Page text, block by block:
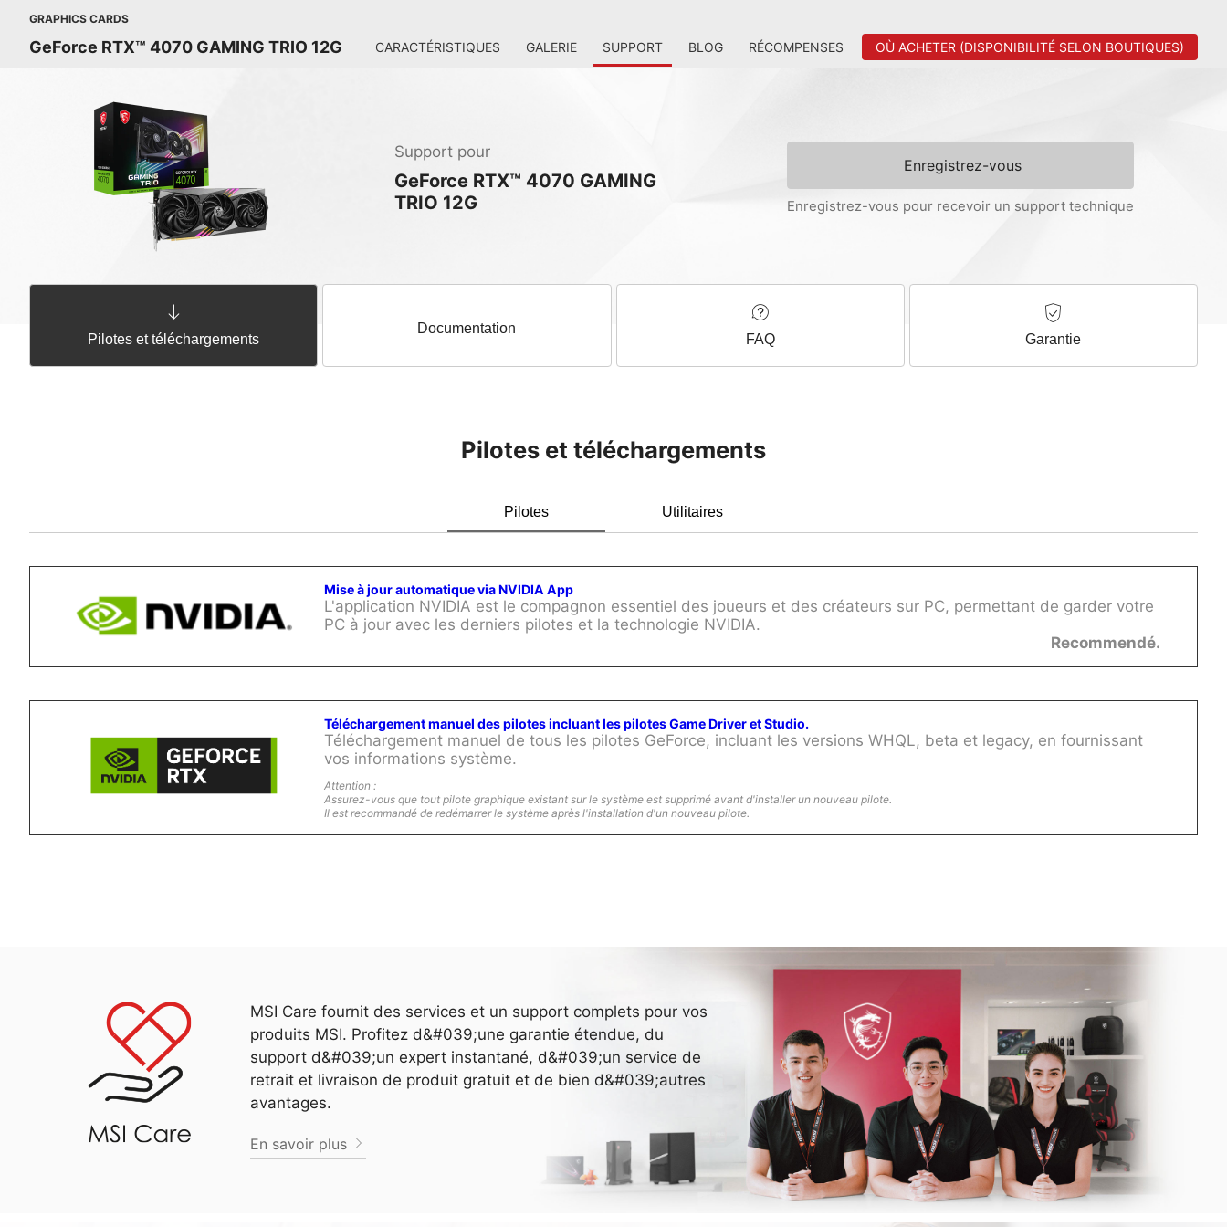
GRAPHICS CARDS
GeForce RTX™ 4070 GAMING TRIO 12G CARACTÉRISTIQUES GALERIE SUPPORT BLOG RÉCOMPENSES OÙ ACHETER (DISPONIBILITÉ SELON BOUTIQUES)
Support pour
GeForce RTX™ 4070 GAMING
TRIO 12G
Enregistrez-vous
Enregistrez-vous pour recevoir un support technique
Pilotes et téléchargements
Documentation
FAQ Garantie
Pilotes et téléchargements
Pilotes Utilitaires
Mise à jour automatique via NVIDIA App
L'application NVIDIA est le compagnon essentiel des joueurs et des créateurs sur PC, permettant de garder votre
PC à jour avec les derniers pilotes et la technologie NVIDIA.
Recommendé.
Téléchargement manuel des pilotes incluant les pilotes Game Driver et Studio.
Téléchargement manuel de tous les pilotes GeForce, incluant les versions WHQL, beta et legacy, en fournissant
vos informations système.
Attention :
Assurez-vous que tout pilote graphique existant sur le système est supprimé avant d'installer un nouveau pilote.
Il est recommandé de redémarrer le système après l'installation d'un nouveau pilote.
MSI Care fournit des services et un support complets pour vos
produits MSI. Profitez d&#039;une garantie étendue, du
support d&#039;un expert instantané, d&#039;un service de
retrait et livraison de produit gratuit et de bien d&#039;autres
avantages.
En savoir plus